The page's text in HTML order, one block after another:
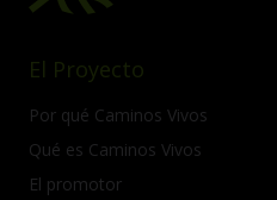
El Proyecto
Por qué Caminos Vivos
Qué es Caminos Vivos
El promotor